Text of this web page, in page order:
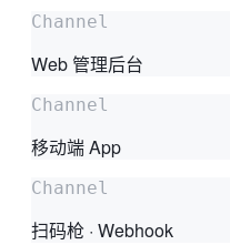
Channel
Web 管理后台
Channel
移动端 App
Channel
扫码枪 · Webhook